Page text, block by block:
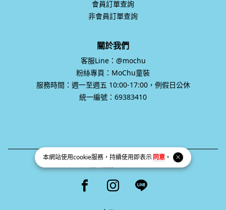
本網站使用cookie服務，持續使用即表示同意 。
會員訂單查詢
非會員訂單查詢
關於我們
客服Line：@mochu
粉絲專頁：MoChu童裝
服務時間：週一至週五 10:00-17:00，例假日公休
統一編號：69383410
Facebook page
Instagram page
Line page